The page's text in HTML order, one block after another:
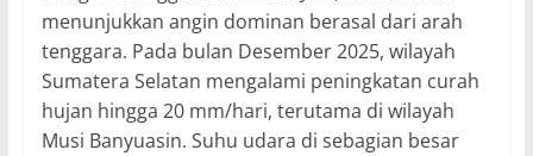
menunjukkan angin dominan berasal dari arah
tenggara. Pada bulan Desember 2025, wilayah
Sumatera Selatan mengalami peningkatan curah
hujan hingga 20 mm/hari, terutama di wilayah
Musi Banyuasin. Suhu udara di sebagian besar